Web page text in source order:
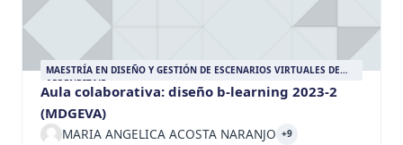
MAESTRÍA EN DISEÑO Y GESTIÓN DE ESCENARIOS VIRTUALES DE
APRENDIZAJE
Aula colaborativa: diseño b-learning 2023-2
(MDGEVA)
MARIA ANGELICA ACOSTA NARANJO +9